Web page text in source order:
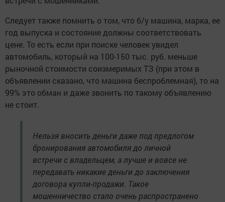
Следует также помнить о том, что б/у машина, марка, ее
год выпуска и состояние должны соответствовать
цене. То есть если при поиске человек увидел
автомобиль, который на 100-150 тыс. руб. меньше
рыночной стоимости соизмеримых ТЗ (при этом в
объявлении сказано, что машина беспроблемная), то на
99% это обман и даже звонить по такому объявлению
не стоит.
Нельзя вносить деньги даже под предлогом
бронирования автомобиля до личной
встречи с владельцем, а лучше и вовсе не
передавать никакие деньги до заключения
договора купли-продажи. Такое
мошенничество стало очень распространено